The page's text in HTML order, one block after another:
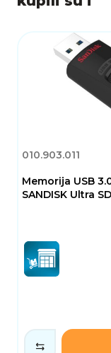
SanDisk
520 MB/s,
svakodnevne
pouzdanost.
010.903.011
Memorija USB
SANDISK Ultra